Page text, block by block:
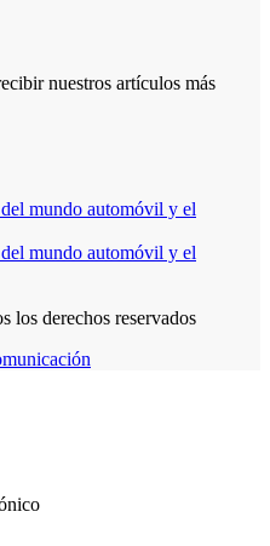
nuestros artículos más
los derechos reservados